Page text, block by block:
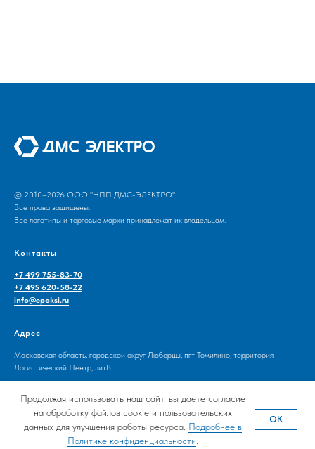
© 2010–2026 ООО "НПП ДМС-ЭЛЕКТРО".
Все права защищены.
Все логотипы и торговые марки принадлежат их владельцам.
Контакты
+7 499 755-83-70
+7 495 620-58-22
info@epoksi.ru
Адрес
Московская область, городской округ Люберцы, пгт Томилино, территория
Логистический Центр, литВ
Продолжая использовать наш сайт, вы даете согласие
на обработку файлов cookie и пользовательских
данных для улучшения работы ресурса. Подробнее в
Политике конфиденциальности
ОК